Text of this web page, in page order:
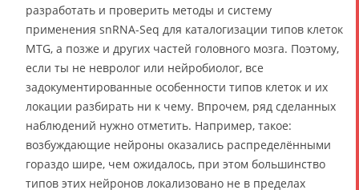
разработать и проверить методы и систему
применения snRNA-Seq для каталогизации типов клеток
MTG, а позже и других частей головного мозга. Поэтому,
если ты не невролог или нейробиолог, все
задокументированные особенности типов клеток и их
локации разбирать ни к чему. Впрочем, ряд сделанных
наблюдений нужно отметить. Например, такое:
возбуждающие нейроны оказались распределёнными
гораздо шире, чем ожидалось, при этом большинство
типов этих нейронов локализовано не в пределах